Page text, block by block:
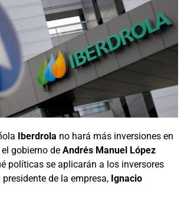
Iberdrola no hará más inversiones en
gobierno de Andrés Manuel López
políticas se aplicarán a los inversores
de la empresa, Ignacio